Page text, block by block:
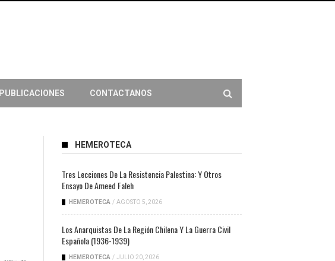
PUBLICACIONES CONTACTANOS
HEMEROTECA
Tres Lecciones De La Resistencia Palestina: Y Otros
Ensayo De Ameed Faleh
HEMEROTECA / AGOSTO 5, 2026
Los Anarquistas De La Región Chilena Y La Guerra Civil
Española (1936-1939)
HEMEROTECA / JULIO 20, 2026